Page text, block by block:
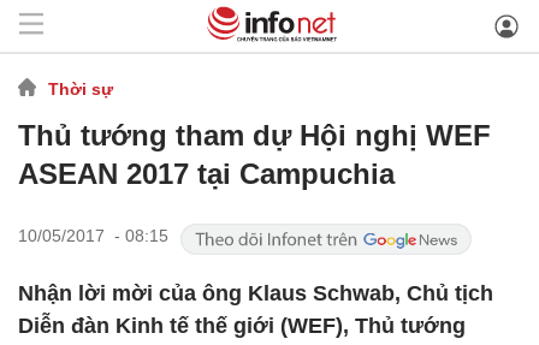
Thời sự
Thủ tướng tham dự Hội nghị WEF
ASEAN 2017 tại Campuchia
10/05/2017 - 08:15
Nhận lời mời của ông Klaus Schwab, Chủ tịch
Diễn đàn Kinh tế thế giới (WEF), Thủ tướng